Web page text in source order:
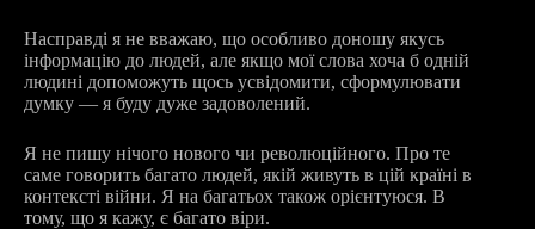
Насправді я не вважаю, що особливо доношу якусь
інформацію до людей, але якщо мої слова хоча б одній
людині допоможуть щось усвідомити, сформулювати
думку — я буду дуже задоволений.
Я не пишу нічого нового чи революційного. Про те
саме говорить багато людей, якій живуть в цій країні в
контексті війни. Я на багатьох також орієнтуюся. В
тому, що я кажу, є багато віри.